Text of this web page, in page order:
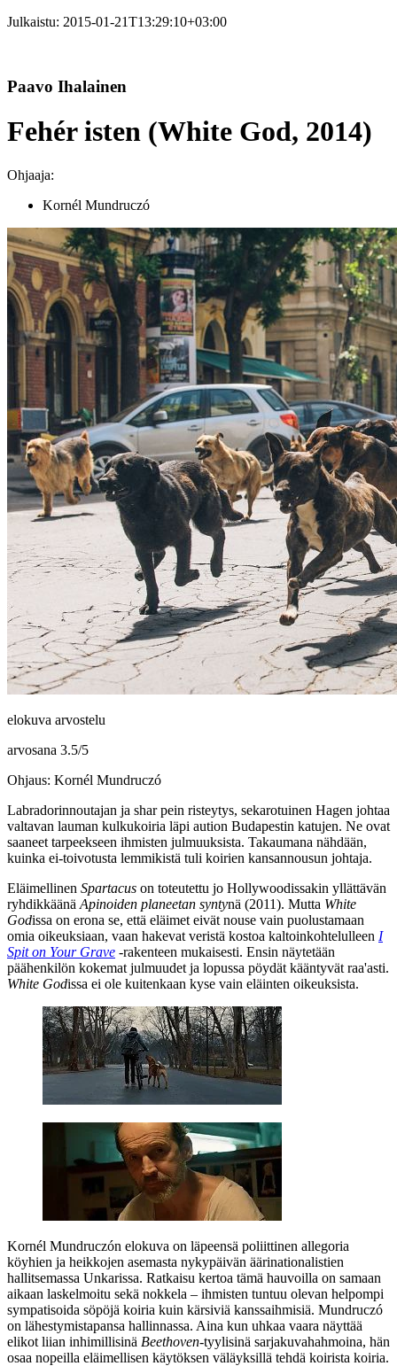
Julkaistu: 2015-01-21T13:29:10+03:00
Paavo Ihalainen
Fehér isten (White God, 2014)
Ohjaaja:
Kornél Mundruczó
elokuva arvostelu
arvosana 3.5/5
Ohjaus: Kornél Mundruczó
Labradorinnoutajan ja shar pein risteytys, sekarotuinen Hagen johtaa
valtavan lauman kulkukoiria läpi aution Budapestin katujen. Ne ovat
saaneet tarpeekseen ihmisten julmuuksista. Takaumana nähdään,
kuinka ei‑toivotusta lemmikistä tuli koirien kansannousun johtaja.
Eläimellinen Spartacus on toteutettu jo Hollywoodissakin yllättävän
ryhdikkäänä Apinoiden planeetan syntynä (2011). Mutta White
Godissa on erona se, että eläimet eivät nouse vain puolustamaan
omia oikeuksiaan, vaan hakevat veristä kostoa kaltoinkohtelulleen I
Spit on Your Grave ‑rakenteen mukaisesti. Ensin näytetään
päähenkilön kokemat julmuudet ja lopussa pöydät kääntyvät raa'asti.
White Godissa ei ole kuitenkaan kyse vain eläinten oikeuksista.
Kornél Mundruczón elokuva on läpeensä poliittinen allegoria
köyhien ja heikkojen asemasta nykypäivän äärinationalistien
hallitsemassa Unkarissa. Ratkaisu kertoa tämä hauvoilla on samaan
aikaan laskelmoitu sekä nokkela – ihmisten tuntuu olevan helpompi
sympatisoida söpöjä koiria kuin kärsiviä kanssaihmisiä. Mundruczó
on lähestymistapansa hallinnassa. Aina kun uhkaa vaara näyttää
elikot liian inhimillisinä Beethoven-tyylisinä sarjakuvahahmoina, hän
osaa nopeilla eläimellisen käytöksen väläyksillä tehdä koirista koiria.